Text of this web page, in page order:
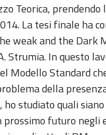
Teorica, prendendo
La tesi finale ha
weak and the Dark
Strumia. In questo
Modello Standard
della
ho studiato quali
futuro negli